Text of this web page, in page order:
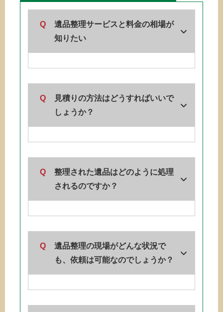
Q
遺品整理サービスと料金の相場が
知りたい
Q
見積りの方法はどうすればいいで
しょうか？
Q
整理された遺品はどのように処理
されるのですか？
Q
遺品整理の現場がどんな状況で
も、依頼は可能なのでしょうか？